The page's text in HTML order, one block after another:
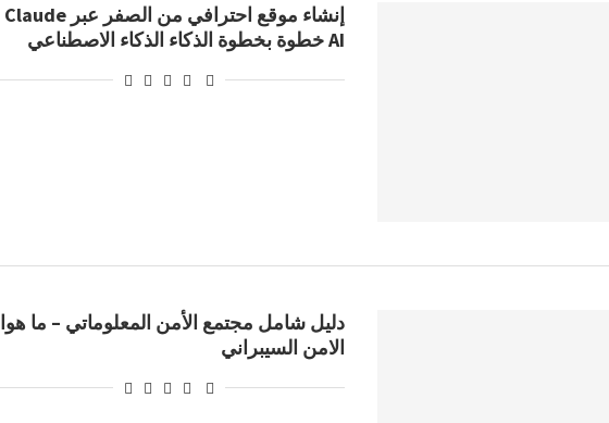
إنشاء موقع احترافي من الصفر عبر Claude
AI خطوة بخطوة الذكاء الذكاء الاصطناعي
دليل شامل مجتمع الأمن المعلوماتي – ما هوا
الامن السيبراني